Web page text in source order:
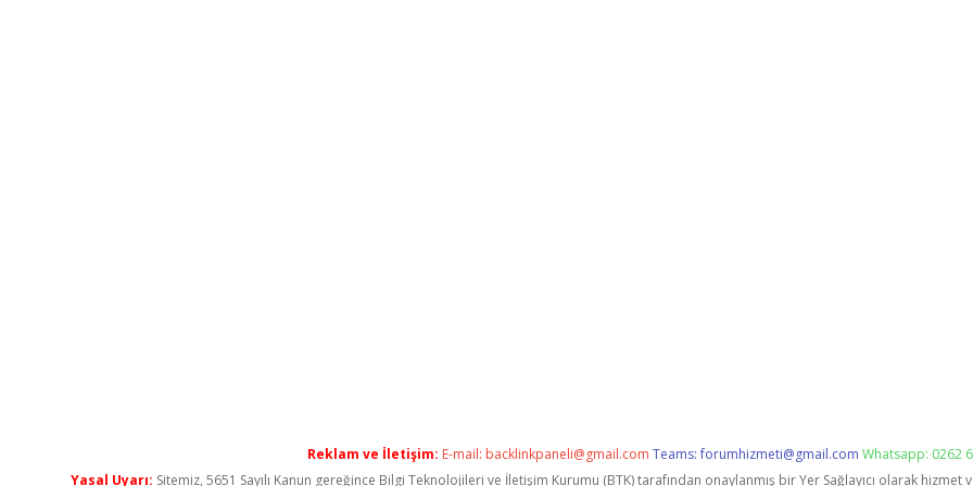
Reklam ve İletişim: E-mail: backlinkpaneli@gmail.com Teams:forumhizmeti@gmail.com Whatsapp: 0262
Yasal Uyarı: Sitemiz, 5651 Sayılı Kanun gereğince Bilgi Teknolojileri ve İletişim Kurumu (BTK) tarafından onaylanmış bir Yer Sağlayıcı olarak